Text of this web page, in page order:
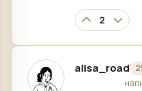
2
alisa_road